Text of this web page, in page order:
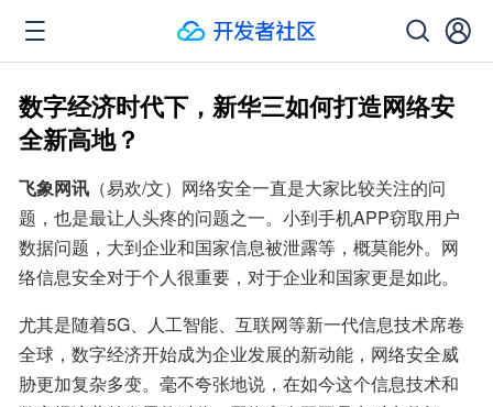
数字经济时代下，新华三如何打造网络安
全新高地？
飞象网讯 （易欢/文）网络安全一直是大家比较关注的问
题，也是最让人头疼的问题之一。小到手机APP窃取用户
数据问题，大到企业和国家信息被泄露等，概莫能外。网
络信息安全对于个人很重要，对于企业和国家更是如此。
尤其是随着5G、人工智能、互联网等新一代信息技术席卷
全球，数字经济开始成为企业发展的新动能，网络安全威
胁更加复杂多变。毫不夸张地说，在如今这个信息技术和